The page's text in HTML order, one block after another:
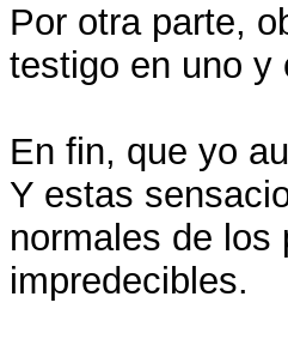
Por otra parte,
testigo en uno y
En fin, que yo
Y estas
normales de los
impredecibles.